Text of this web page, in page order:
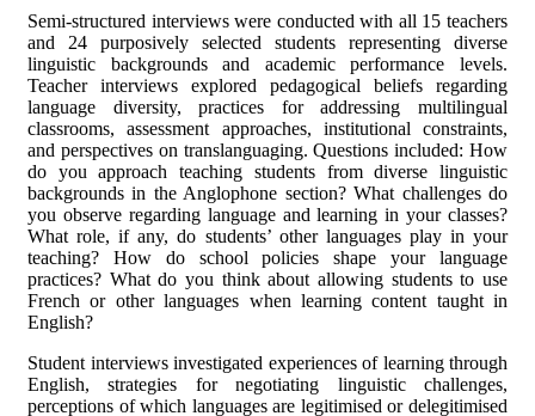
Semi-structured interviews were conducted with all 15 teachers
and 24 purposively selected students representing diverse
linguistic backgrounds and academic performance levels.
Teacher interviews explored pedagogical beliefs regarding
language diversity, practices for addressing multilingual
classrooms, assessment approaches, institutional constraints,
and perspectives on translanguaging. Questions included: How
do you approach teaching students from diverse linguistic
backgrounds in the Anglophone section? What challenges do
you observe regarding language and learning in your classes?
What role, if any, do students’ other languages play in your
teaching? How do school policies shape your language
practices? What do you think about allowing students to use
French or other languages when learning content taught in
English?
Student interviews investigated experiences of learning through
English, strategies for negotiating linguistic challenges,
perceptions of which languages are legitimised or delegitimised